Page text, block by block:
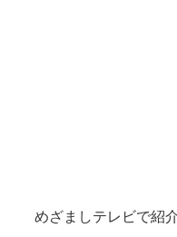
めざましテレビで紹